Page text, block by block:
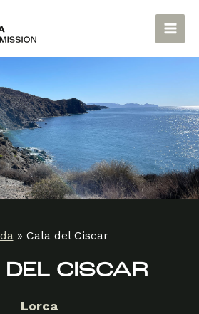
Main
» Cala del Ciscar
CISCAR
Lorca